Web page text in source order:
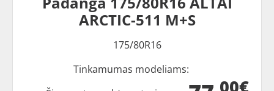
ARCTIC-511 M+S
175/80R16
Tinkamumas modeliams:
00€